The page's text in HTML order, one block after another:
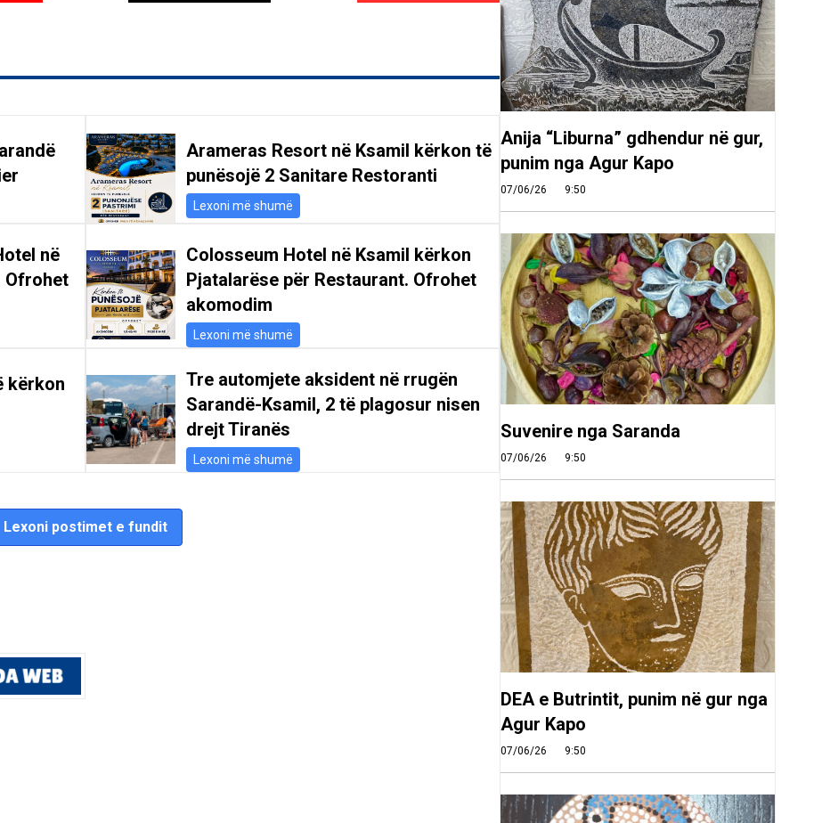
Arameras Resort në Ksamil kërkon të
punësojë 2 Sanitare Restoranti
Lexoni më shumë
në
Ofrohet
Colosseum Hotel në Ksamil kërkon
Pjatalarëse për Restaurant. Ofrohet
akomodim
Lexoni më shumë
kërkon
Tre automjete aksident në rrugën
Sarandë-Ksamil, 2 të plagosur nisen
drejt Tiranës
Lexoni më shumë
Lexoni postimet e fundit
Anija “Liburna” gdhendur në gur,
punim nga Agur Kapo
07/06/26 9:50
Suvenire nga Saranda
07/06/26 9:50
DEA e Butrintit, punim në gur nga
Agur Kapo
07/06/26 9:50